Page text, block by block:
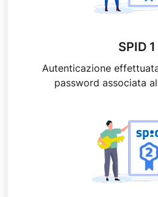
SPID 1
Autenticazione
password associata